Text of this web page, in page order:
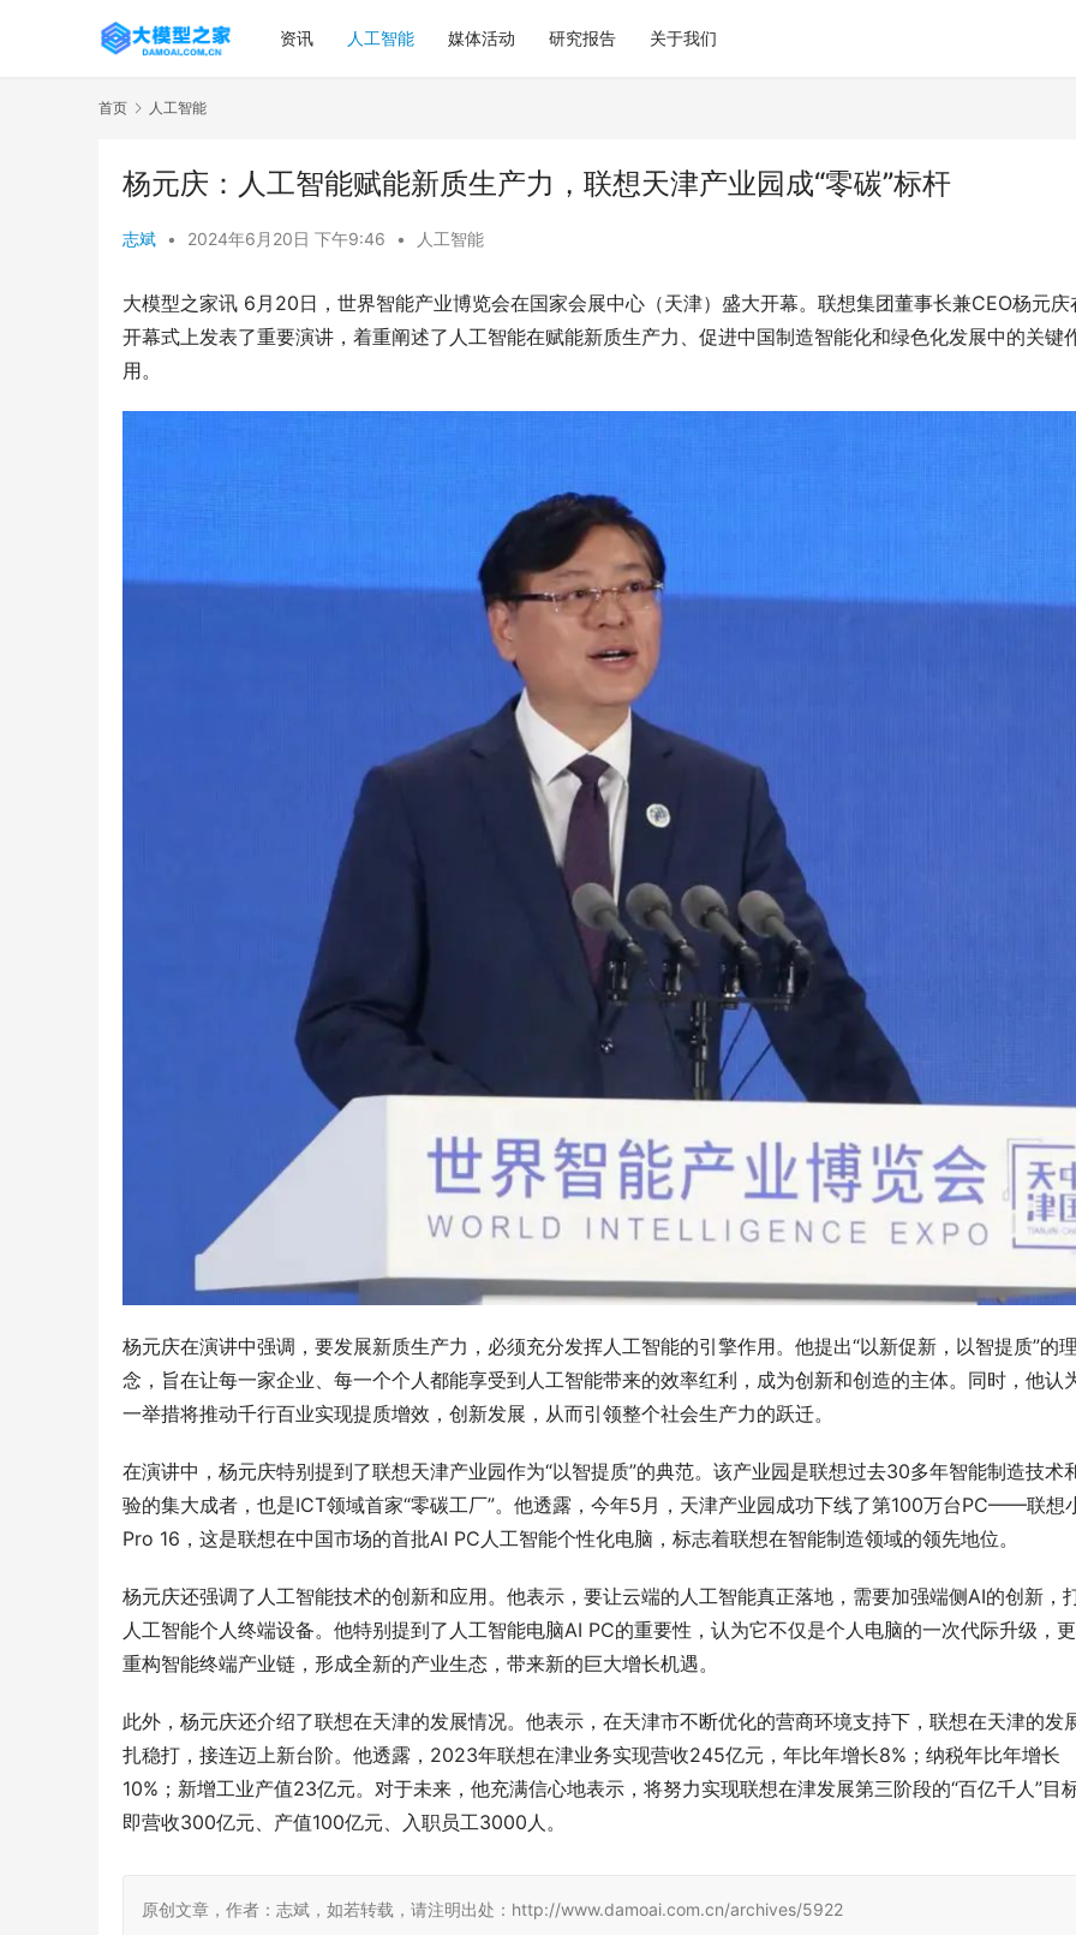
资讯 人工智能 媒体活动 研究报告 关于我们
首页 人工智能
杨元庆：人工智能赋能新质生产力，联想天津产业园成“零碳”标杆
志斌 • 2024年6月20日 下午9:46 • 人工智能
大模型之家讯 6月20日，世界智能产业博览会在国家会展中心（天津）盛大开幕。联想集团董事长兼CEO杨元庆
开幕式上发表了重要演讲，着重阐述了人工智能在赋能新质生产力、促进中国制造智能化和绿色化发展中的关键
用。
杨元庆在演讲中强调，要发展新质生产力，必须充分发挥人工智能的引擎作用。他提出“以新促新，以智提质”的理
念，旨在让每一家企业、每一个个人都能享受到人工智能带来的效率红利，成为创新和创造的主体。同时，他认
一举措将推动千行百业实现提质增效，创新发展，从而引领整个社会生产力的跃迁。
在演讲中，杨元庆特别提到了联想天津产业园作为“以智提质”的典范。该产业园是联想过去30多年智能制造技术
验的集大成者，也是ICT领域首家“零碳工厂”。他透露，今年5月，天津产业园成功下线了第100万台PC——联想
Pro 16，这是联想在中国市场的首批AI PC人工智能个性化电脑，标志着联想在智能制造领域的领先地位。
杨元庆还强调了人工智能技术的创新和应用。他表示，要让云端的人工智能真正落地，需要加强端侧AI的创新，
人工智能个人终端设备。他特别提到了人工智能电脑AI PC的重要性，认为它不仅是个人电脑的一次代际升级，
重构智能终端产业链，形成全新的产业生态，带来新的巨大增长机遇。
此外，杨元庆还介绍了联想在天津的发展情况。他表示，在天津市不断优化的营商环境支持下，联想在天津的发
扎稳打，接连迈上新台阶。他透露，2023年联想在津业务实现营收245亿元，年比年增长8%；纳税年比年增长
10%；新增工业产值23亿元。对于未来，他充满信心地表示，将努力实现联想在津发展第三阶段的“百亿千人”目
即营收300亿元、产值100亿元、入职员工3000人。
原创文章，作者：志斌，如若转载，请注明出处：http://www.damoai.com.cn/archives/5922